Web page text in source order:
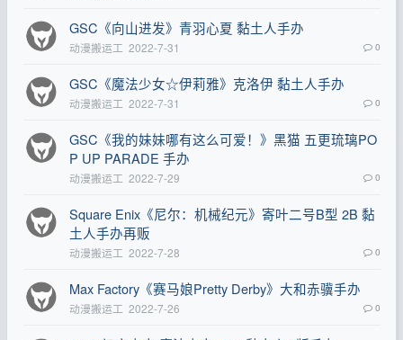
GSC《向山进发》青羽心夏 黏土人手办
动漫搬运工 2022-7-31 0
GSC《魔法少女☆伊莉雅》克洛伊 黏土人手办
动漫搬运工 2022-7-31 0
GSC《我的妹妹哪有这么可爱！》黑猫 五更琉璃PO
P UP PARADE 手办
动漫搬运工 2022-7-29 0
Square Enix《尼尔：机械纪元》寄叶二号B型 2B 黏
土人手办再贩
动漫搬运工 2022-7-28 0
Max Factory《赛马娘Pretty Derby》大和赤骥手办
动漫搬运工 2022-7-26 0